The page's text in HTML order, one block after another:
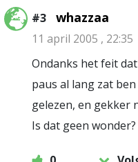
#3 whazzaa
11 april 2005 , 22:35
Ondanks het feit
paus al lang zat
gelezen, en gekker
Is dat geen wonder?